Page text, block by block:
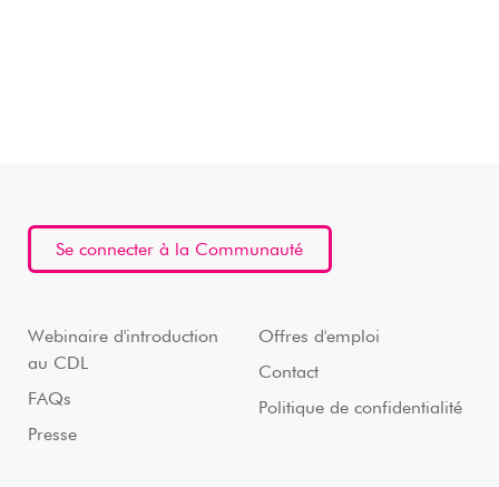
Se connecter à la Communauté
Webinaire d'introduction
au CDL
FAQs
Presse
Offres d'emploi
Contact
Politique de confidentialité